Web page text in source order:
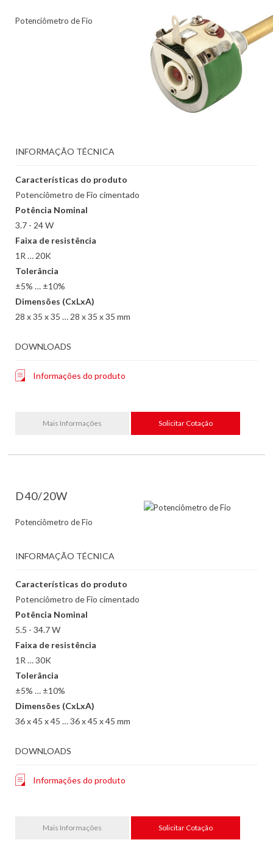
Potenciômetro de Fio
INFORMAÇÃO TÉCNICA
Características do produto
Potenciômetro de Fio cimentado
Potência Nominal
3.7 - 24 W
Faixa de resistência
1R … 20K
Tolerância
±5% … ±10%
Dimensões (CxLxA)
28 x 35 x 35 … 28 x 35 x 35 mm
DOWNLOADS
Informações do produto
Mais Informações Solicitar Cotação
D40/20W
Potenciômetro de Fio
INFORMAÇÃO TÉCNICA
Características do produto
Potenciômetro de Fio cimentado
Potência Nominal
5.5 - 34.7 W
Faixa de resistência
1R … 30K
Tolerância
±5% … ±10%
Dimensões (CxLxA)
36 x 45 x 45 … 36 x 45 x 45 mm
DOWNLOADS
Informações do produto
Mais Informações Solicitar Cotação